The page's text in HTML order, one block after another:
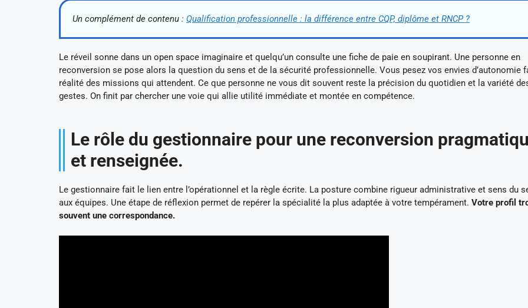
Un complément de contenu : Qualification professionnelle : la différence entre CQP, diplôme et RNCP ?
Le réveil sonne dans un open space imaginaire et quelqu’un consulte une fiche de paie en soupirant. Une personne en
reconversion se pose alors la question du sens et de la sécurité professionnelle. Vous pesez vos envies d’autonomie
réalité des missions qui attendent. Ce que personne ne vous dit souvent reste la précision du quotidien et la variété
gestes. On finit par chercher une voie qui allie utilité immédiate et montée en compétence.
Le rôle du gestionnaire pour une reconversion
et renseignée.
Le gestionnaire fait le lien entre l’opérationnel et la règle écrite. La posture combine rigueur administrative et sens du
aux équipes. Une étape de réflexion permet de repérer la spécialité la plus adaptée à votre tempérament. Votre profil
souvent une correspondance.